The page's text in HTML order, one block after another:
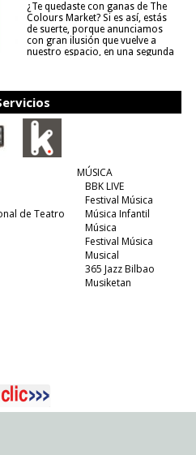
¿Te quedaste con ganas de The
Colours Market? Si es así, estás
de suerte, porque anunciamos
con gran ilusión que vuelve a
nuestro espacio, en una segunda
de Teatro
MÚSICA
BBK LIVE
Festival Música
Música Infantil
Música
Festival Música
Musical
365 Jazz Bilbao
Musiketan